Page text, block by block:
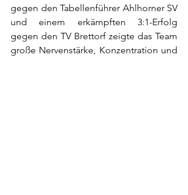
gegen den Tabellenführer Ahlhorner SV
und einem erkämpften 3:1-Erfolg
gegen den TV Brettorf zeigte das Team
große Nervenstärke, Konzentration und